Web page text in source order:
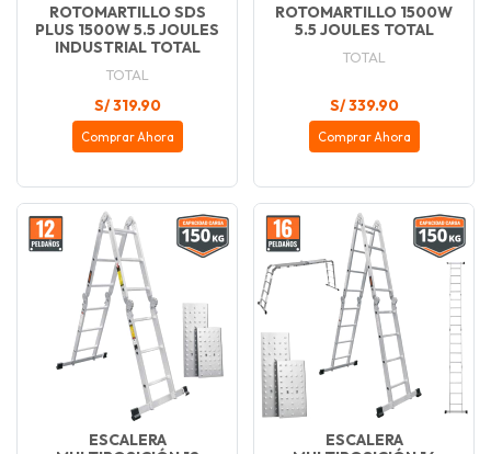
ROTOMARTILLO SDS
PLUS 1500W 5.5 JOULES
INDUSTRIAL TOTAL
TOTAL
S/ 319.90
Comprar Ahora
ROTOMARTILLO 1500W
5.5 JOULES TOTAL
TOTAL
S/ 339.90
Comprar Ahora
ESCALERA
ESCALERA